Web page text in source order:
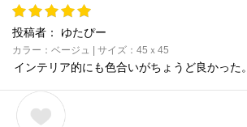
投稿者： ゆたぴー
カラー：ベージュ | サイズ：45ｘ45
インテリア的にも色合いがちょうど良かった。